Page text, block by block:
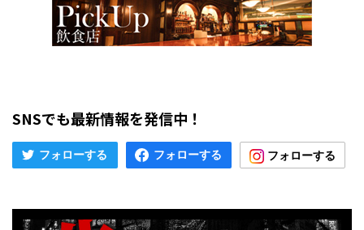
SNSでも最新情報を発信中！